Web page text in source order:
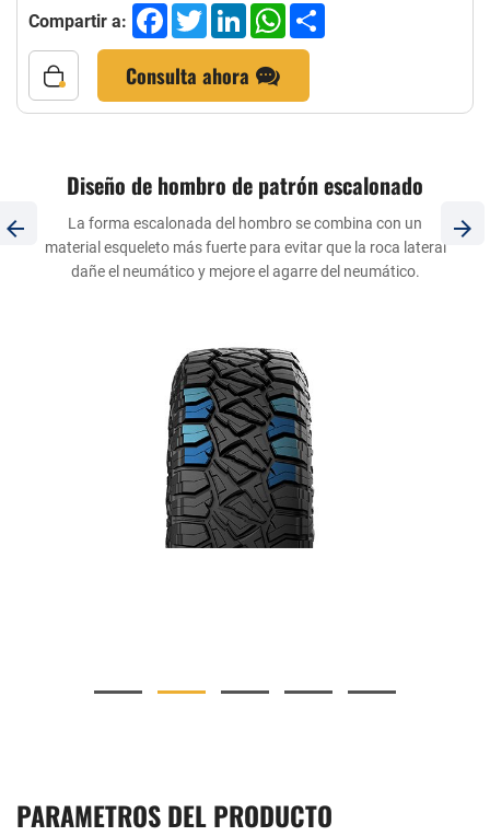
Compartir a: FacebookTwitterLinkedInWhatsApp
Consulta ahora
Diseño de patrones de bajo hombro de bajo
hombro
Proteja el hombro del neumático y la pared lateral superior
del daño, mejore el agarre del neumático en las carreteras
hombros para satisfacer las necesidades de diferentes
usuarios en la apariencia del neumático.
PARAMETROS DEL PRODUCTO